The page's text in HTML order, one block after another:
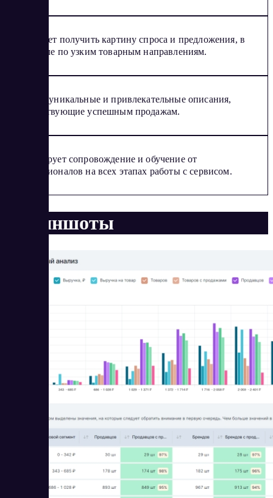
Позволяет получить картину спроса и предложения, в
том числе по узким товарным направлениям.
Создает уникальные и привлекательные описания,
способствующие успешным продажам.
Гарантирует сопровождение и обучение от
профессионалов на всех этапах работы с сервисом.
Скриншоты